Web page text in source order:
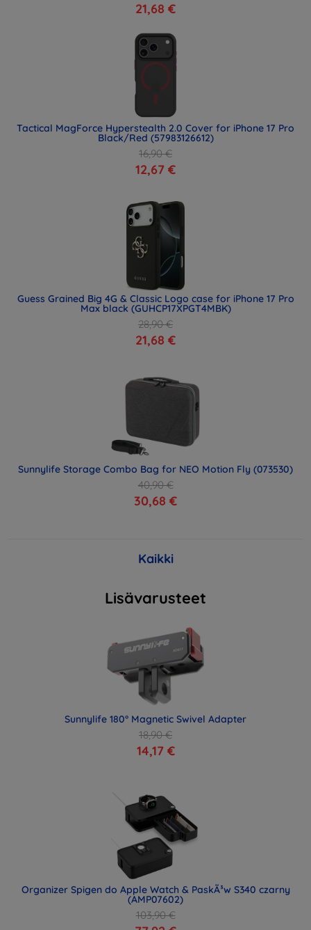
21,68 €
Tactical MagForce Hyperstealth 2.0 Cover for iPhone 17 Pro
Black/Red (57983126612)
16,90 €
12,67 €
Guess Grained Big 4G & Classic Logo case for iPhone 17 Pro
Max black (GUHCP17XPGT4MBK)
28,90 €
21,68 €
Sunnylife Storage Combo Bag for NEO Motion Fly (073530)
40,90 €
30,68 €
Kaikki
Lisävarusteet
Sunnylife 180° Magnetic Swivel Adapter
18,90 €
14,17 €
Organizer Spigen do Apple Watch & PaskÃ³w S340 czarny
(AMP07602)
103,90 €